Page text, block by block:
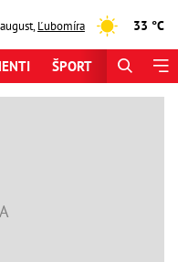
,Ľubomíra 33 °C
ŠPORT